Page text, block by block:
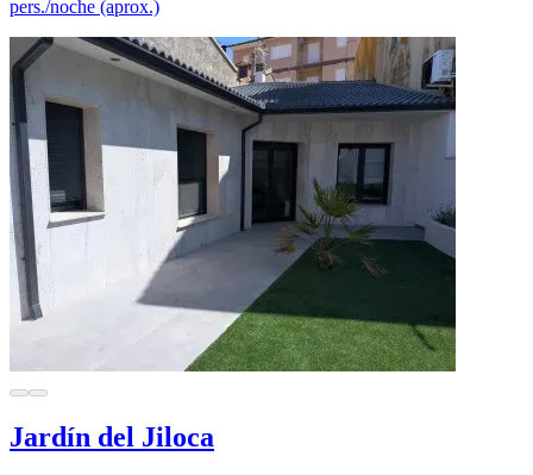
pers./noche (aprox.)
Jardín del Jiloca